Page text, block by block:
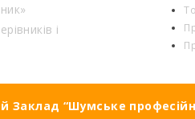
і
Заклад “Шумське